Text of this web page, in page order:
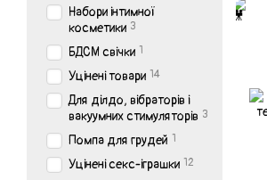
Набори інтимної
косметики 3
БДСМ свічки 1
Уцінені товари 14
Для ділдо, вібраторів і
вакуумних стимуляторів 3
Помпа для грудей 1
Уцінені секс-іграшки 12